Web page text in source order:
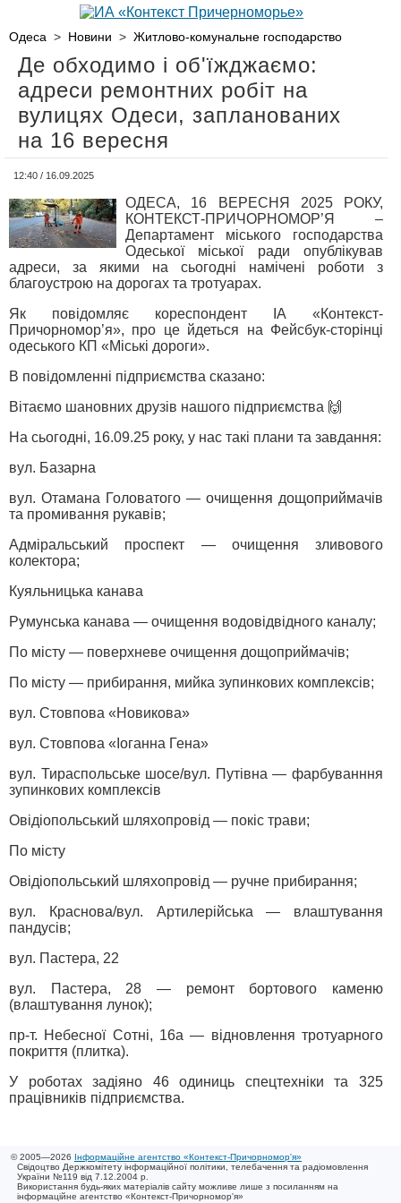
Одеса > Новини > Житлово-комунальне господарство
Де обходимо і об'їжджаємо:
адреси ремонтних робіт на
вулицях Одеси, запланованих
на 16 вересня
12:40 / 16.09.2025
ОДЕСА, 16 ВЕРЕСНЯ 2025 РОКУ,
КОНТЕКСТ-ПРИЧОРНОМОР’Я –
Департамент міського господарства
Одеської міської ради опублікував
адреси, за якими на сьогодні намічені роботи з
благоустрою на дорогах та тротуарах.
Як повідомляє кореспондент ІА «Контекст-
Причорномор’я», про це йдеться на Фейсбук-сторінці
одеського КП «Міські дороги».
В повідомленні підприємства сказано:
Вітаємо шановних друзів нашого підприємства 🙌
На сьогодні, 16.09.25 року, у нас такі плани та завдання:
вул. Базарна
вул. Отамана Головатого — очищення дощоприймачів
та промивання рукавів;
Адміральський проспект — очищення зливового
колектора;
Куяльницька канава
Румунська канава — очищення водовідвідного каналу;
По місту — поверхневе очищення дощоприймачів;
По місту — прибирання, мийка зупинкових комплексів;
вул. Стовпова «Новикова»
вул. Стовпова «Іоганна Гена»
вул. Тираспольське шосе/вул. Путівна — фарбуванння
зупинкових комплексів
Овідіопольський шляхопровід — покіс трави;
По місту
Овідіопольський шляхопровід — ручне прибирання;
вул. Краснова/вул. Артилерійська — влаштування
пандусів;
вул. Пастера, 22
вул. Пастера, 28 — ремонт бортового каменю
(влаштування лунок);
пр-т. Небесної Сотні, 16а — відновлення тротуарного
покриття (плитка).
У роботах задіяно 46 одиниць спецтехніки та 325
працівників підприємства.
© 2005—2026 Інформаційне агентство «Контекст-Причорномор'я»
Свідоцтво Держкомітету інформаційної політики, телебачення та радіомовлення
України №119 від 7.12.2004 р.
Використання будь-яких матеріалів сайту можливе лише з посиланням на
інформаційне агентство «Контекст-Причорномор'я»